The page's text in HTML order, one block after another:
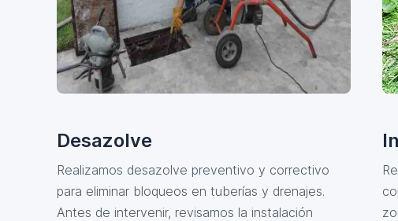
Desazolve
Realizamos desazolve preventivo y correctivo
para eliminar bloqueos en tuberías y drenajes.
Antes de intervenir, revisamos la instalación